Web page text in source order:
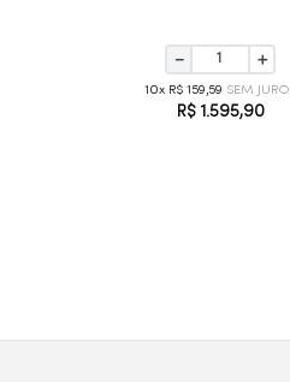
＋
－
10 R$ 159,59
R$ 1 .595,90